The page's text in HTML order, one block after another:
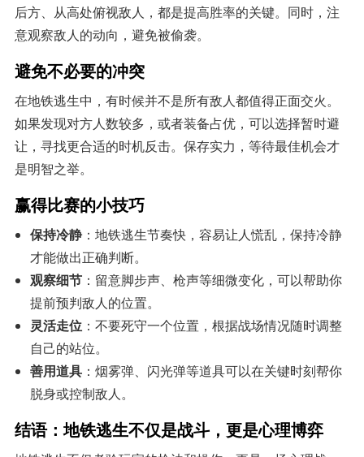
后方、从高处俯视敌人，都是提高胜率的关键。同时，注
意观察敌人的动向，避免被偷袭。
避免不必要的冲突
在地铁逃生中，有时候并不是所有敌人都值得正面交火。
如果发现对方人数较多，或者装备占优，可以选择暂时避
让，寻找更合适的时机反击。保存实力，等待最佳机会才
是明智之举。
赢得比赛的小技巧
保持冷静：地铁逃生节奏快，容易让人慌乱，保持冷静
才能做出正确判断。
观察细节 ：留意脚步声、枪声等细微变化，可以帮助你
提前预判敌人的位置。
灵活走位 ：不要死守一个位置，根据战场情况随时调整
自己的站位。
善用道具 ：烟雾弹、闪光弹等道具可以在关键时刻帮你
脱身或控制敌人。
结语：地铁逃生不仅是战斗，更是心理博弈